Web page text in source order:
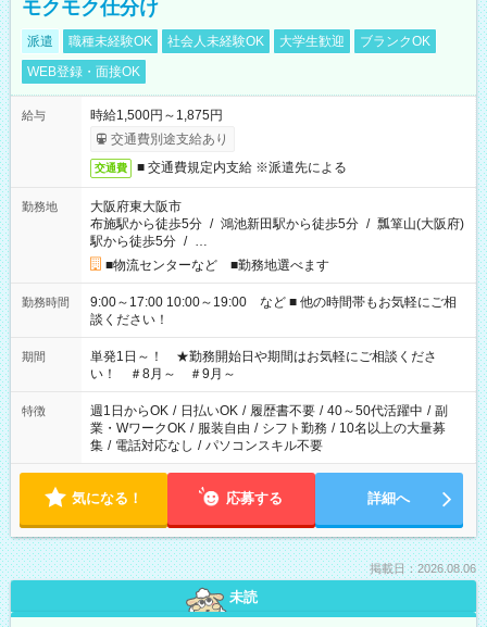
モクモク仕分け
派遣 職種未経験OK 社会人未経験OK 大学生歓迎
ブランクOK
WEB登録・面接OK
給与
時給1,500円～1,875円
交通費別途支給あり
交通費 ■ 交通費規定内支給 ※派遣先による
勤務地
大阪府東大阪市
布施駅から徒歩5分 / 鴻池新田駅から徒歩5分 / 瓢箪山(大阪府)
駅から徒歩5分 / …
■物流センターなど ■勤務地選べます
勤務時間
9:00～17:00 10:00～19:00 など ■ 他の時間帯もお気軽にご相
談ください！
期間
単発1日～！ ★勤務開始日や期間はお気軽にご相談くださ
い！ ＃8月～ ＃9月～
特徴 週1日からOK / 日払いOK / 履歴書不要 / 40～50代活躍中 / 副
業・WワークOK / 服装自由 / シフト勤務 / 10名以上の大量募
集 / 電話対応なし / パソコンスキル不要
気になる！ 応募する 詳細へ
掲載日：2026.08.06
未読